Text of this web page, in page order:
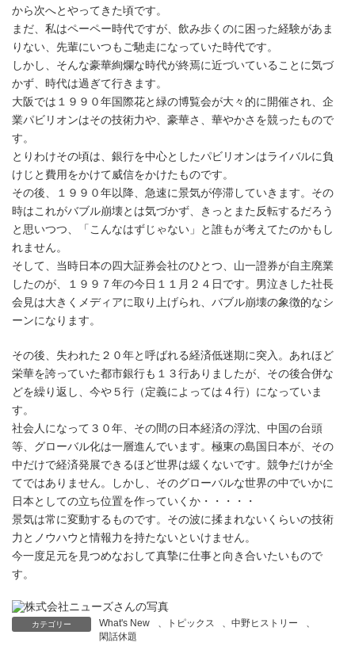
から次へとやってきた頃です。
まだ、私はペーペー時代ですが、飲み歩くのに困った経験があま
りない、先輩にいつもご馳走になっていた時代です。
しかし、そんな豪華絢爛な時代が終焉に近づいていることに気づ
かず、時代は過ぎて行きます。
大阪では１９９０年国際花と緑の博覧会が大々的に開催され、企
業パビリオンはその技術力や、豪華さ、華やかさを競ったもので
す。
とりわけその頃は、銀行を中心としたパビリオンはライバルに負
けじと費用をかけて威信をかけたものです。
その後、１９９０年以降、急速に景気が停滞していきます。その
時はこれがバブル崩壊とは気づかず、きっとまた反転するだろう
と思いつつ、「こんなはずじゃない」と誰もが考えてたのかもし
れません。
そして、当時日本の四大証券会社のひとつ、山一證券が自主廃業
したのが、１９９７年の今日１１月２４日です。男泣きした社長
会見は大きくメディアに取り上げられ、バブル崩壊の象徴的なシ
ーンになります。
その後、失われた２０年と呼ばれる経済低迷期に突入。あれほど
栄華を誇っていた都市銀行も１３行ありましたが、その後合併な
どを繰り返し、今や５行（定義によっては４行）になっていま
す。
社会人になって３０年、その間の日本経済の浮沈、中国の台頭
等、グローバル化は一層進んでいます。極東の島国日本が、その
中だけで経済発展できるほど世界は緩くないです。競争だけが全
てではありません。しかし、そのグローバルな世界の中でいかに
日本としての立ち位置を作っていくか・・・・・
景気は常に変動するものです。その波に揉まれないくらいの技術
力とノウハウと情報力を持たないといけません。
今一度足元を見つめなおして真摯に仕事と向き合いたいもので
す。
カテゴリー What's New 、 トピックス 、中野ヒストリー
、
閑話休題